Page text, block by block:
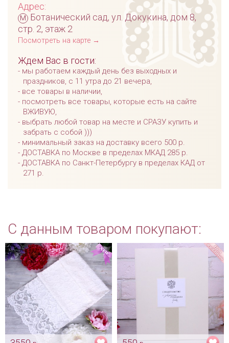
Адрес:
м Ботанический сад, ул. Докукина, дом 8,
стр. 2, этаж 2
Посмотреть на карте →
Ждем Вас в гости:
мы работаем каждый день без выходных и
праздников, с 11 утра до 21 вечера,
все товары в наличии,
посмотреть все товары, которые есть на сайте
ВЖИВУЮ,
выбрать любой товар на месте и СРАЗУ купить и
забрать с собой )))
минимальный заказ на доставку всего 500 р.
ДОСТАВКА по Москве в пределах МКАД 285 р.
ДОСТАВКА по Санкт-Петербургу в пределах КАД от
271 р.
С данным товаром покупают: